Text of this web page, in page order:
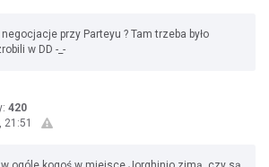
przy Parteyu ? Tam trzeba było
w DD -_-
420
21:51